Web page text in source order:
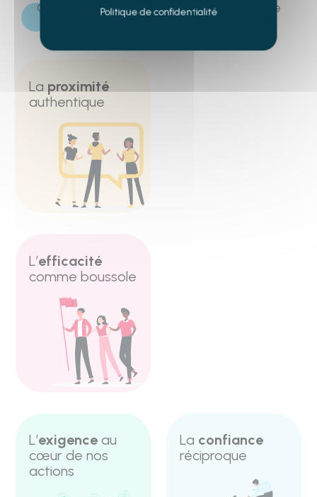
Quatre fondamentaux façonnent notre style
La proximité
authentique
L’efficacité
comme boussole
L’exigenceau
cœur de nos
actions
La confiance
réciproque
Politique de confidentialité